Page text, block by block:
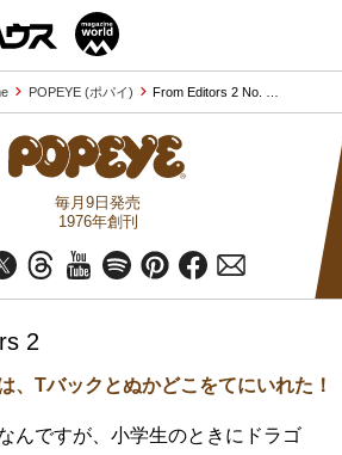
POPEYE (ポパイ) From Editors 2 No. …
毎月9日発売
1976年創刊
2
、Tバックとぬかどこをてにいれた！
んですが、小学生のときにドラゴ